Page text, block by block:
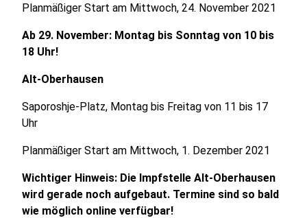
Planmäßiger Start am Mittwoch, 24. November 2021
Ab 29. November: Montag bis Sonntag von 10 bis
18 Uhr!
Alt-Oberhausen
Saporoshje-Platz, Montag bis Freitag von 11 bis 17
Uhr
Planmäßiger Start am Mittwoch, 1. Dezember 2021
Wichtiger Hinweis: Die Impfstelle Alt-Oberhausen
wird gerade noch aufgebaut. Termine sind so bald
wie möglich online verfügbar!